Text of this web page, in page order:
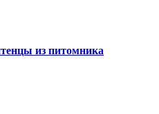
из питомника